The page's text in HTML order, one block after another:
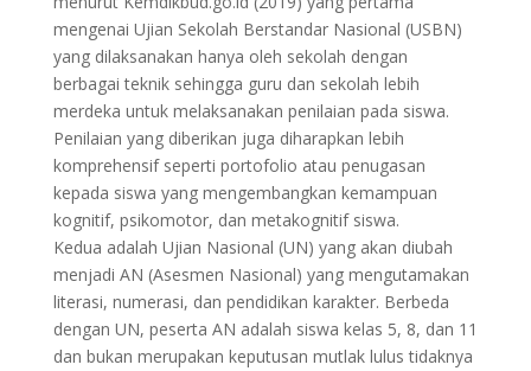
mengenai Ujian Sekolah Berstandar Nasional (USBN)
yang dilaksanakan hanya oleh sekolah dengan
berbagai teknik sehingga guru dan sekolah lebih
merdeka untuk melaksanakan penilaian pada siswa.
Penilaian yang diberikan juga diharapkan lebih
komprehensif seperti portofolio atau penugasan
kepada siswa yang mengembangkan kemampuan
kognitif, psikomotor, dan metakognitif siswa.
Kedua adalah Ujian Nasional (UN) yang akan diubah
menjadi AN (Asesmen Nasional) yang mengutamakan
literasi, numerasi, dan pendidikan karakter. Berbeda
dengan UN, peserta AN adalah siswa kelas 5, 8, dan 11
dan bukan merupakan keputusan mutlak lulus tidaknya